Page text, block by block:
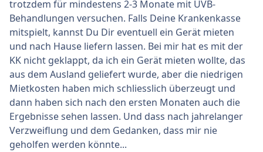
trotzdem für mindestens 2-3 Monate mit UVB-
Behandlungen versuchen. Falls Deine Krankenkasse
mitspielt, kannst Du Dir eventuell ein Gerät mieten
und nach Hause liefern lassen. Bei mir hat es mit der
KK nicht geklappt, da ich ein Gerät mieten wollte, das
aus dem Ausland geliefert wurde, aber die niedrigen
Mietkosten haben mich schliesslich überzeugt und
dann haben sich nach den ersten Monaten auch die
Ergebnisse sehen lassen. Und dass nach jahrelanger
Verzweiflung und dem Gedanken, dass mir nie
geholfen werden könnte...